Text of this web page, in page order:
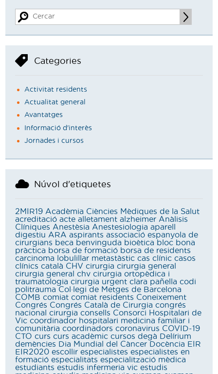
Categories
Activitat residents
Actualitat general
Avantatges
Informació d'interès
Jornades i cursos
Núvol d'etiquetes
2MIR19 Acadèmia Ciències Mèdiques de la Salut
acreditació acte alletament alzheimer Anàlisis
Clíniques Anestèsia Anestesiologia aparell
digestiu ARA aspirants associació espanyola de
cirurgians beca benvinguda bioètica bloc bona
pràctica borsa de formació borsa de residents
carcinoma lobulillar metastàstic cas clínic casos
clínics català CHV cirurgia cirurgia general
cirurgia general chv cirurgia ortopèdica i
traumatologia cirurgia urgent clara pañella codi
politrauma Col·legi de Metges de Barcelona
COMB comiat comiat residents Coneixement
Congrés Congrés Català de Cirurgia congrés
nacional cirurgia consells Consorci Hospitalari de
Vic coordinador hospitalari medicina familiar i
comunitària coordinadors coronavirus COVID-19
CTO curs curs acadèmic cursos degà Delírium
demències Dia Mundial del Càncer Docència EIR
EIR2020 escollir especialistes especialistes en
formació especialitats especialització mèdica
estudiants estudis infermeria vic estudis